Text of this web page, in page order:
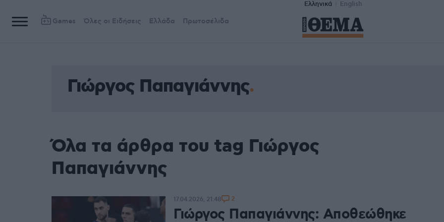
Ελληνικά English
Games Όλες οι Ειδήσεις Ελλάδα Πρωτοσέλιδα
Γιώργος Παπαγιάννης
Όλα τα άρθρα του tag Γιώργος
Παπαγιάννης
Γιώργος Παπαγιάννης: Αποθεώθηκε
17.04.2026, 21:48 2